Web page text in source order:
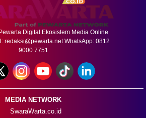
Digital Ekosistem Media Online
redaksi@pewarta.netWhatsApp: 0812
9000 7751
MEDIA NETWORK
SwaraWarta.co.id